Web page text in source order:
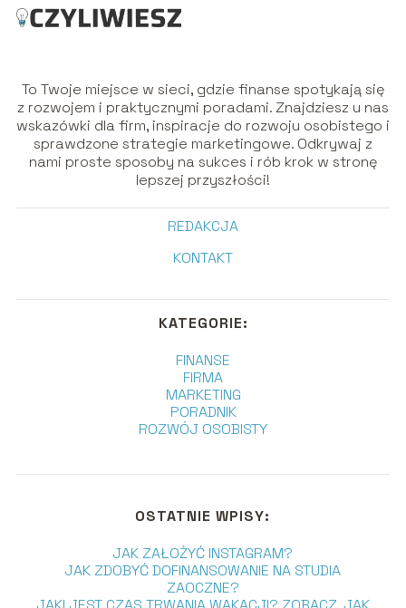
To Twoje miejsce w sieci, gdzie finanse spotykają się
z rozwojem i praktycznymi poradami. Znajdziesz u nas
wskazówki dla firm, inspiracje do rozwoju osobistego i
sprawdzone strategie marketingowe. Odkrywaj z
nami proste sposoby na sukces i rób krok w stronę
lepszej przyszłości!
REDAKCJA
KONTAKT
KATEGORIE:
FINANSE
FIRMA
MARKETING
PORADNIK
ROZWÓJ OSOBISTY
OSTATNIE WPISY:
JAK ZAŁOŻYĆ INSTAGRAM?
JAK ZDOBYĆ DOFINANSOWANIE NA STUDIA
ZAOCZNE?